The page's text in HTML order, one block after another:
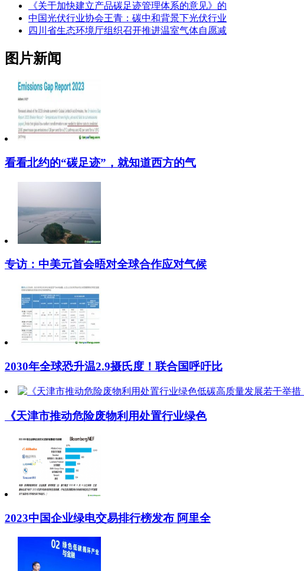
《关于加快建立产品碳足迹管理体系的意见》的
中国光伏行业协会王青：碳中和背景下光伏行业
四川省生态环境厅组织召开推进温室气体自愿减
图片新闻
看看北约的“碳足迹”，就知道西方的气
专访：中美元首会晤对全球合作应对气候
2030年全球恐升温2.9摄氏度！联合国呼吁比
《天津市推动危险废物利用处置行业绿色
2023中国企业绿电交易排行榜发布 阿里全